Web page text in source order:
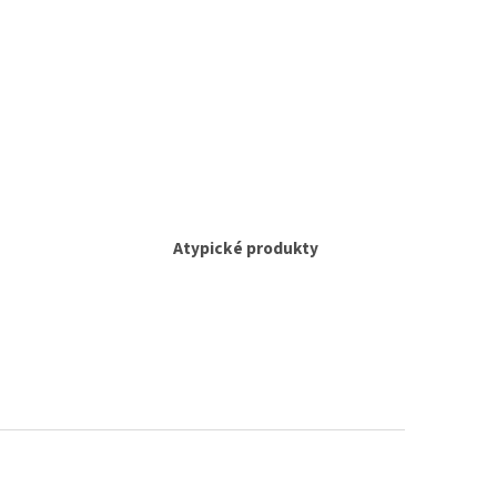
Atypické produkty